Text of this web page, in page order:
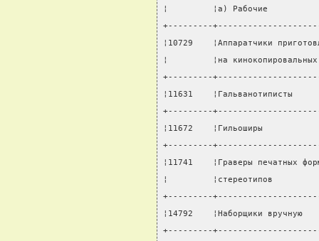
¦         ¦а) Рабочие
+---------
¦10729    ¦Аппаратчики
¦         ¦на
+---------
¦11631
+---------
¦11672    ¦Гильоширы
+---------
¦11741    ¦Граверы печатных
¦         ¦стереотипов
+---------
¦14792    ¦Наборщики
+---------